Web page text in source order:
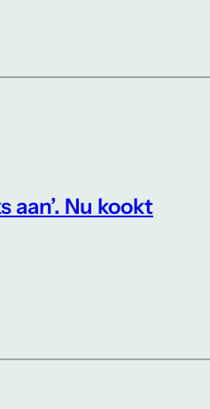
aan’. Nu kookt